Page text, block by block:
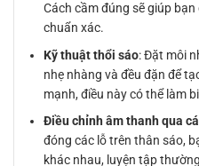
Cách cầm đúng sẽ giúp
chuẩn xác.
Kỹ thuật thổi sáo: Đặt môi
nhẹ nhàng và đều đặn để
mạnh, điều này có thể làm
Điều chỉnh âm thanh qua
đóng các lỗ trên thân sáo,
khác nhau, luyện tập